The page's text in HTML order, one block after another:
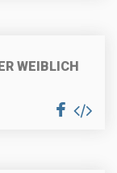
WEIBLICH